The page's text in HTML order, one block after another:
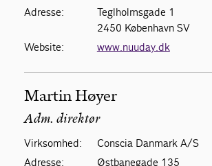
Adresse:
Teglholmsgade 1
2450 København SV
Website:
www.nuuday.dk
Martin Høyer
Adm. direktør
Virksomhed:
Conscia Danmark A/S
Adresse:
Østbanegade 135